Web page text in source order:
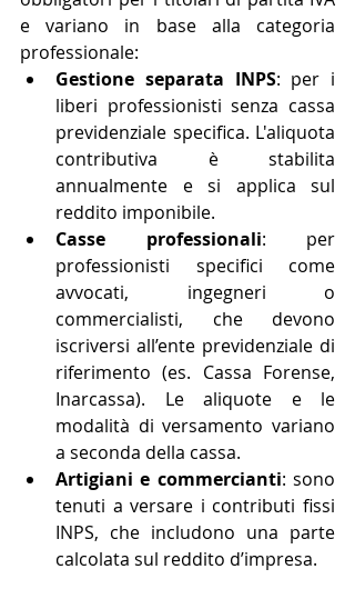
e variano in base alla categoria
professionale:
Gestione separata INPS: per i
liberi professionisti senza cassa
previdenziale specifica. L'aliquota
contributiva è stabilita
annualmente e si applica sul
reddito imponibile.
Casse professionali: per
professionisti specifici come
avvocati, ingegneri o
commercialisti, che devono
iscriversi all’ente previdenziale di
riferimento (es. Cassa Forense,
Inarcassa). Le aliquote e le
modalità di versamento variano
a seconda della cassa.
Artigiani e commercianti: sono
tenuti a versare i contributi fissi
INPS, che includono una parte
calcolata sul reddito d’impresa.